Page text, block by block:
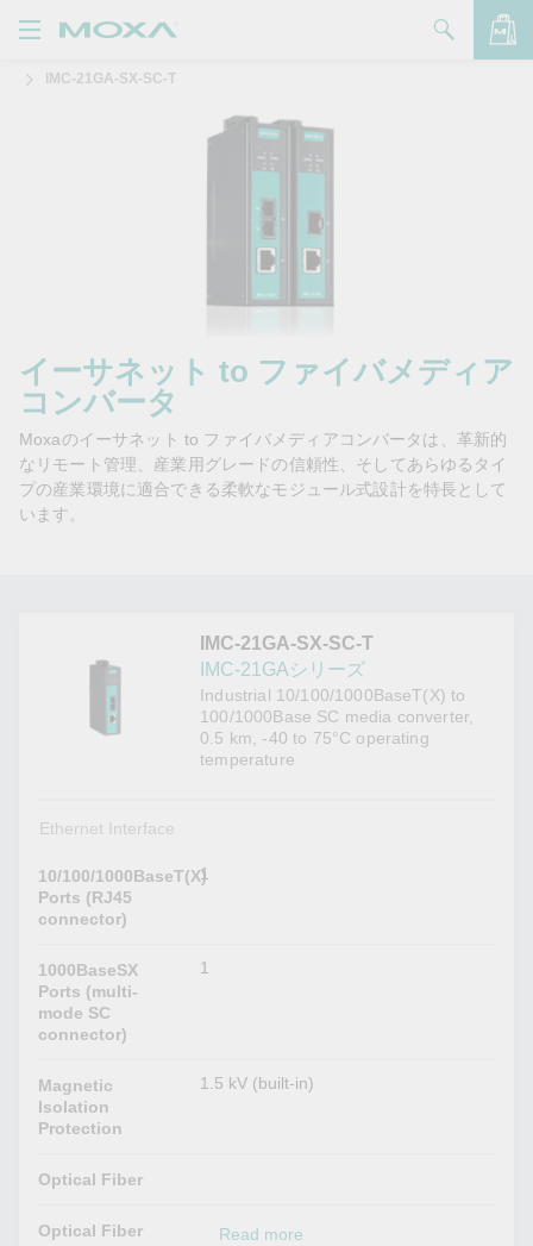
品
問い合わせ
ートナー・ゾーン
Moxa
IMC-21GA-SX-SC-T
イーサネット to ファイバメディア
コンバータ
Moxaのイーサネット to ファイバメディアコンバータは、革新的
なリモート管理、産業用グレードの信頼性、そしてあらゆるタイ
プの産業環境に適合できる柔軟なモジュール式設計を特長として
います。
IMC-21GA-SX-SC-T
IMC-21GAシリーズ
Industrial 10/100/1000BaseT(X) to
100/1000Base SC media converter,
0.5 km, -40 to 75°C operating
temperature
Ethernet Interface
10/100/1000BaseT(X)
Ports (RJ45
connector)
1
1000BaseSX
Ports (multi-
mode SC
connector)
1
Magnetic
Isolation
Protection
1.5 kV (built-in)
Optical Fiber
Optical Fiber Read more